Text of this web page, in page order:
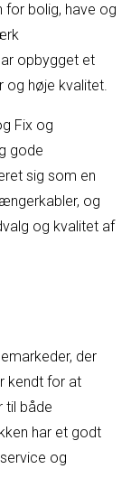
for bolig, have og
opbygget et
og høje kvalitet.
Fix og
gode
sig som en
og
og kvalitet af
der
kendt for at
til både
har et godt
og